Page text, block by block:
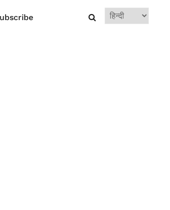
Choose
a